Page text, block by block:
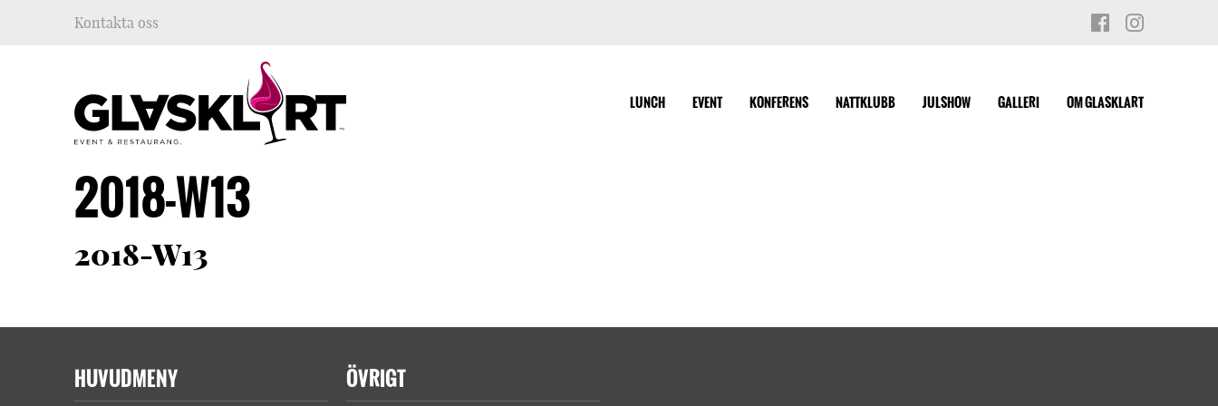
Kontakta oss
LUNCH EVENT KONFERENS NATTKLUBB JULSHOW GALLERI OM GLASKLART
2018-W13
2018-W13
HUVUDMENY ÖVRIGT